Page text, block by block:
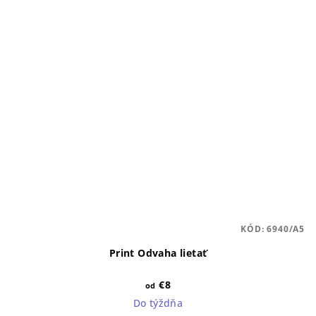
Print Odvaha lietať
od €8
Do týždňa
KÓD:6940/A5